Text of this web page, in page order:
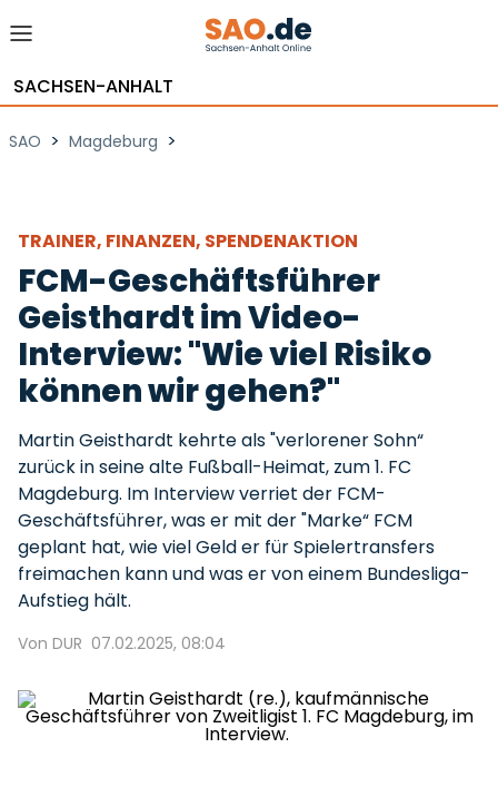
SACHSEN-ANHALT
SAO > Magdeburg >
TRAINER, FINANZEN, SPENDENAKTION
FCM-Geschäftsführer
Geisthardt im Video-
Interview: "Wie viel Risiko
können wir gehen?"
Martin Geisthardt kehrte als "verlorener Sohn“
zurück in seine alte Fußball-Heimat, zum 1. FC
Magdeburg. Im Interview verriet der FCM-
Geschäftsführer, was er mit der "Marke“ FCM
geplant hat, wie viel Geld er für Spielertransfers
freimachen kann und was er von einem Bundesliga-
Aufstieg hält.
Von DUR 07.02.2025, 08:04